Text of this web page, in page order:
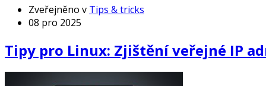
Zveřejněno v Tips & tricks
08 pro 2025
Tipy pro Linux: Zjištění veřejné IP